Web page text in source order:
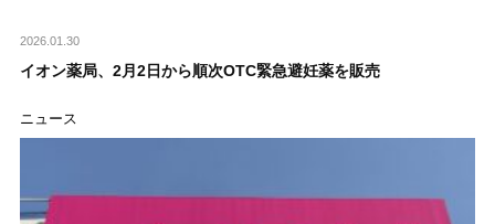
2026.01.30
イオン薬局、2月2日から順次OTC緊急避妊薬を販売
ニュース